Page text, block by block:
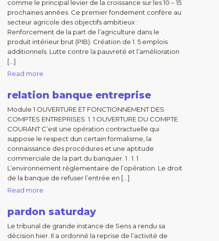
comme le principal levier de la croissance sur les 10 – 15
prochaines années. Ce premier fondement confère au
secteur agricole des objectifs ambitieux :
Renforcement de la part de l’agriculture dans le
produit intérieur brut (PIB). Création de 1. 5 emplois
additionnels. Lutte contre la pauvreté et l’amélioration
[…]
Read more
relation banque entreprise
Module 1 OUVERTURE ET FONCTIONNEMENT DES
COMPTES ENTREPRISES. 1. 1 OUVERTURE DU COMPTE
COURANT C’est une opération contractuelle qui
suppose le respect dun certain formalisme, la
connaissance des procédures et une aptitude
commerciale de la part du banquier. 1 . 1. 1
L’environnement réglementaire de l’opération. Le droit
de la banque de refuser l’entrée en […]
Read more
pardon saturday
Le tribunal de grande instance de Sens a rendu sa
décision hier. Il a ordonné la reprise de l’activité de